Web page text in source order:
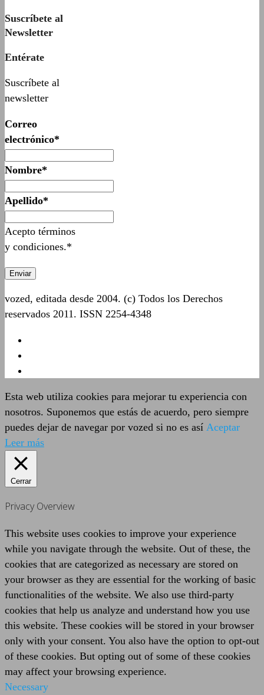
Suscríbete al
Newsletter
Entérate
Suscríbete al
newsletter
Correo
electrónico*
Nombre*
Apellido*
Acepto términos
y condiciones.*
vozed, editada desde 2004. (c) Todos los Derechos
reservados 2011. ISSN 2254-4348
Esta web utiliza cookies para mejorar tu experiencia con
nosotros. Suponemos que estás de acuerdo, pero siempre
puedes dejar de navegar por vozed si no es así Aceptar
Leer más
Cerrar
Privacy Overview
This website uses cookies to improve your experience
while you navigate through the website. Out of these, the
cookies that are categorized as necessary are stored on
your browser as they are essential for the working of basic
functionalities of the website. We also use third-party
cookies that help us analyze and understand how you use
this website. These cookies will be stored in your browser
only with your consent. You also have the option to opt-out
of these cookies. But opting out of some of these cookies
may affect your browsing experience.
Necessary